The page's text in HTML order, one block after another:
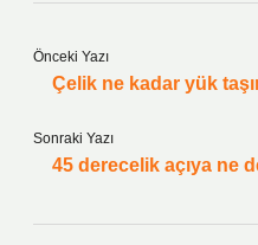
Önceki Yazı
Çelik ne kadar yük
Sonraki Yazı
45 derecelik açıya ne